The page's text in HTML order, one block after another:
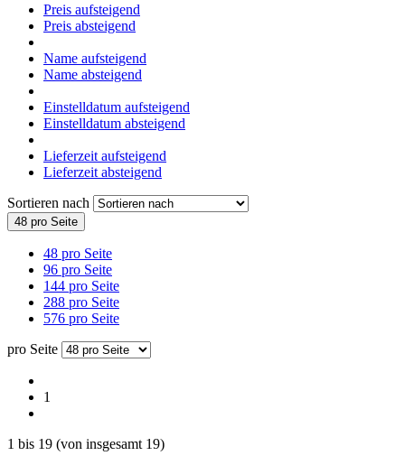
Preis aufsteigend
Preis absteigend
Name aufsteigend
Name absteigend
Einstelldatum aufsteigend
Einstelldatum absteigend
Lieferzeit aufsteigend
Lieferzeit absteigend
Sortieren nach
48 pro Seite
48 pro Seite
96 pro Seite
144 pro Seite
288 pro Seite
576 pro Seite
pro Seite
1
1 bis 19 (von insgesamt 19)